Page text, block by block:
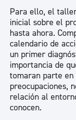
Para ello, el
inicial sobre el
hasta ahora.
calendario de
un primer
importancia de
tomaran parte
preocupaciones,
relación al
conocen.